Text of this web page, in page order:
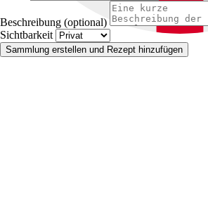
Beschreibung (optional)
Sichtbarkeit
Sammlung erstellen und Rezept hinzufügen